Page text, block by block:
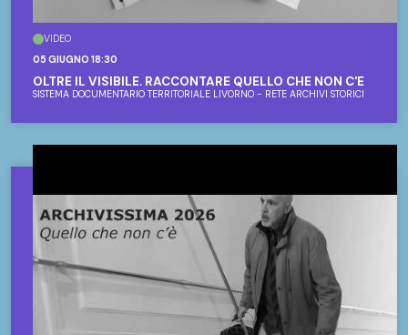
VIDEO
05 GIUGNO 18:30
OLTRE IL VISIBILE. RACCONTARE QUELLO CHE NON C'È
SISTEMA DOCUMENTARIO TERRITORIALE LIVORNO - RETE ARCHIVI STORICI